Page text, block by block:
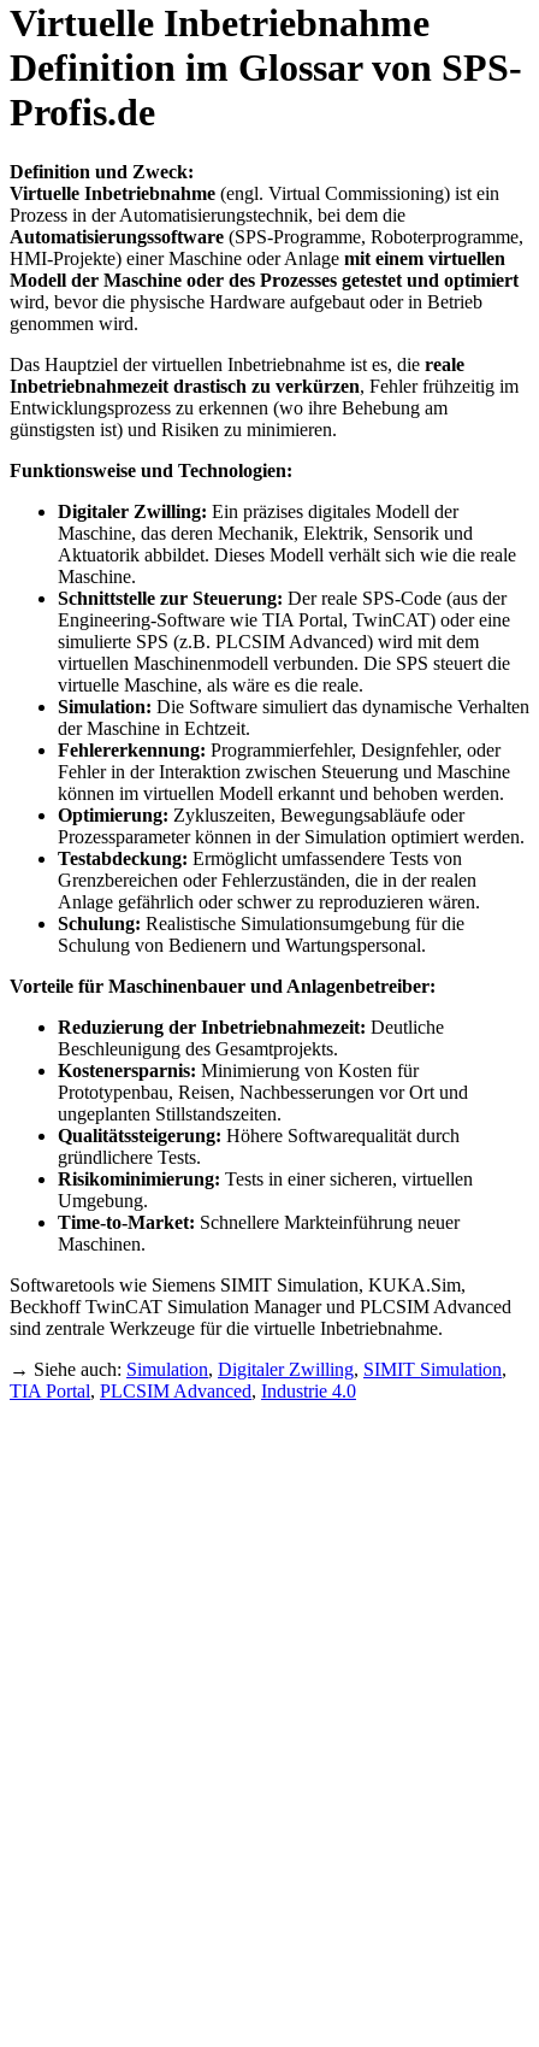
Virtuelle Inbetriebnahme
Definition im Glossar von SPS-
Profis.de
Definition und Zweck:
Virtuelle Inbetriebnahme (engl. Virtual Commissioning) ist ein
Prozess in der Automatisierungstechnik, bei dem die
Automatisierungssoftware (SPS-Programme, Roboterprogramme,
HMI-Projekte) einer Maschine oder Anlage mit einem virtuellen
Modell der Maschine oder des Prozesses getestet und optimiert
wird, bevor die physische Hardware aufgebaut oder in Betrieb
genommen wird.
Das Hauptziel der virtuellen Inbetriebnahme ist es, die reale
Inbetriebnahmezeit drastisch zu verkürzen, Fehler frühzeitig im
Entwicklungsprozess zu erkennen (wo ihre Behebung am
günstigsten ist) und Risiken zu minimieren.
Funktionsweise und Technologien:
Digitaler Zwilling: Ein präzises digitales Modell der
Maschine, das deren Mechanik, Elektrik, Sensorik und
Aktuatorik abbildet. Dieses Modell verhält sich wie die reale
Maschine.
Schnittstelle zur Steuerung: Der reale SPS-Code (aus der
Engineering-Software wie TIA Portal, TwinCAT) oder eine
simulierte SPS (z.B. PLCSIM Advanced) wird mit dem
virtuellen Maschinenmodell verbunden. Die SPS steuert die
virtuelle Maschine, als wäre es die reale.
Simulation: Die Software simuliert das dynamische Verhalten
der Maschine in Echtzeit.
Fehlererkennung: Programmierfehler, Designfehler, oder
Fehler in der Interaktion zwischen Steuerung und Maschine
können im virtuellen Modell erkannt und behoben werden.
Optimierung: Zykluszeiten, Bewegungsabläufe oder
Prozessparameter können in der Simulation optimiert werden.
Testabdeckung: Ermöglicht umfassendere Tests von
Grenzbereichen oder Fehlerzuständen, die in der realen
Anlage gefährlich oder schwer zu reproduzieren wären.
Schulung: Realistische Simulationsumgebung für die
Schulung von Bedienern und Wartungspersonal.
Vorteile für Maschinenbauer und Anlagenbetreiber:
Reduzierung der Inbetriebnahmezeit: Deutliche
Beschleunigung des Gesamtprojekts.
Kostenersparnis: Minimierung von Kosten für
Prototypenbau, Reisen, Nachbesserungen vor Ort und
ungeplanten Stillstandszeiten.
Qualitätssteigerung: Höhere Softwarequalität durch
gründlichere Tests.
Risikominimierung: Tests in einer sicheren, virtuellen
Umgebung.
Time-to-Market: Schnellere Markteinführung neuer
Maschinen.
Softwaretools wie Siemens SIMIT Simulation, KUKA.Sim,
Beckhoff TwinCAT Simulation Manager und PLCSIM Advanced
sind zentrale Werkzeuge für die virtuelle Inbetriebnahme.
→ Siehe auch: Simulation, Digitaler Zwilling, SIMIT Simulation,
TIA Portal, PLCSIM Advanced, Industrie 4.0